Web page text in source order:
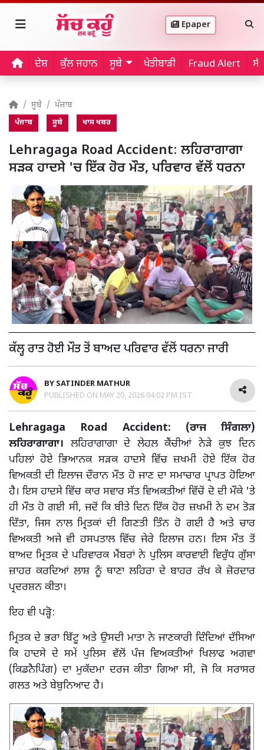
Epaper
ਦੇਸ਼ ਕੁੱਲ ਜਹਾਨ ਸੂਬੇ ਖੇਤੀਬਾੜੀ Fraud Alert
ਸੂਬੇ ਪੰਜਾਬ
ਪੰਜਾਬ ਸੂਬੇ ਖਾਸ ਖਬਰ
Lehragaga Road Accident: ਲਹਿਰਾਗਾਗਾ
ਸੜਕ ਹਾਦਸੇ 'ਚ ਇੱਕ ਹੋਰ ਮੌਤ, ਪਰਿਵਾਰ ਵੱਲੋਂ ਧਰਨਾ
ਕੱਲ੍ਹ ਰਾਤ ਹੋਈ ਮੌਤ ਤੋਂ ਬਾਅਦ ਪਰਿਵਾਰ ਵੱਲੋਂ ਧਰਨਾ ਜਾਰੀ
BY SATINDER MATHUR
PUBLISHED ON MAY 20, 2026 04:02 PM IST
Lehragaga Road Accident: (ਰਾਜ ਸਿੰਗਲਾ)
ਲਹਿਰਾਗਾਗਾ। ਲਹਿਰਾਗਾਗਾ ਦੇ ਲੇਹਲ ਕੈਂਚੀਆਂ ਨੇੜੇ ਕੁਝ ਦਿਨ
ਪਹਿਲਾਂ ਹੋਏ ਭਿਆਨਕ ਸੜਕ ਹਾਦਸੇ ਵਿੱਚ ਜ਼ਖਮੀ ਹੋਏ ਇੱਕ ਹੋਰ
ਵਿਅਕਤੀ ਦੀ ਇਲਾਜ ਦੌਰਾਨ ਮੌਤ ਹੋ ਜਾਣ ਦਾ ਸਮਾਚਾਰ ਪ੍ਰਾਪਤ ਹੋਇਆ
ਹੈ। ਇਸ ਹਾਦਸੇ ਵਿੱਚ ਕਾਰ ਸਵਾਰ ਸੱਤ ਵਿਅਕਤੀਆਂ ਵਿੱਚੋਂ ਦੋ ਦੀ ਮੌਕੇ 'ਤੇ
ਹੀ ਮੌਤ ਹੋ ਗਈ ਸੀ, ਜਦੋਂ ਕਿ ਬੀਤੇ ਦਿਨ ਇੱਕ ਹੋਰ ਜ਼ਖਮੀ ਨੇ ਦਮ ਤੋੜ
ਦਿੱਤਾ, ਜਿਸ ਨਾਲ ਮ੍ਰਿਤਕਾਂ ਦੀ ਗਿਣਤੀ ਤਿੰਨ ਹੋ ਗਈ ਹੈ ਅਤੇ ਚਾਰ
ਵਿਅਕਤੀ ਅਜੇ ਵੀ ਹਸਪਤਾਲ ਵਿੱਚ ਜੇਰੇ ਇਲਾਜ ਹਨ। ਇਸ ਮੌਤ ਤੋਂ
ਬਾਅਦ ਮ੍ਰਿਤਕ ਦੇ ਪਰਿਵਾਰਕ ਮੈਂਬਰਾਂ ਨੇ ਪੁਲਿਸ ਕਾਰਵਾਈ ਵਿਰੁੱਧ ਗੁੱਸਾ
ਜ਼ਾਹਰ ਕਰਦਿਆਂ ਲਾਸ਼ ਨੂੰ ਥਾਣਾ ਲਹਿਰਾ ਦੇ ਬਾਹਰ ਰੱਖ ਕੇ ਜ਼ੋਰਦਾਰ
ਪ੍ਰਦਰਸ਼ਨ ਕੀਤਾ।
ਇਹ ਵੀ ਪੜ੍ਹੋ:
ਮ੍ਰਿਤਕ ਦੇ ਭਰਾ ਬਿੱਟੂ ਅਤੇ ਉਸਦੀ ਮਾਤਾ ਨੇ ਜਾਣਕਾਰੀ ਦਿੰਦਿਆਂ ਦੱਸਿਆ
ਕਿ ਹਾਦਸੇ ਦੇ ਸਮੇਂ ਪੁਲਿਸ ਵੱਲੋਂ ਪੰਜ ਵਿਅਕਤੀਆਂ ਖਿਲਾਫ ਅਗਵਾ
(ਕਿਡਨੈਪਿੰਗ) ਦਾ ਮੁਕੱਦਮਾ ਦਰਜ ਕੀਤਾ ਗਿਆ ਸੀ, ਜੋ ਕਿ ਸਰਾਸਰ
ਗਲਤ ਅਤੇ ਬੇਬੁਨਿਆਦ ਹੈ।